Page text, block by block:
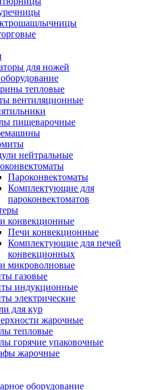
для ножей
тепловые
вентиляционные
пищеварочные
нейтральные
Пароконвектоматы
Комплектующие для
пароконвектоматов
конвекционные
Печи конвекционные
Комплектующие для печей
конвекционных
микроволновые
газовые
индукционные
электрические
для кур
жарочные
тепловые
горячие упаковочные
жарочные
оборудование